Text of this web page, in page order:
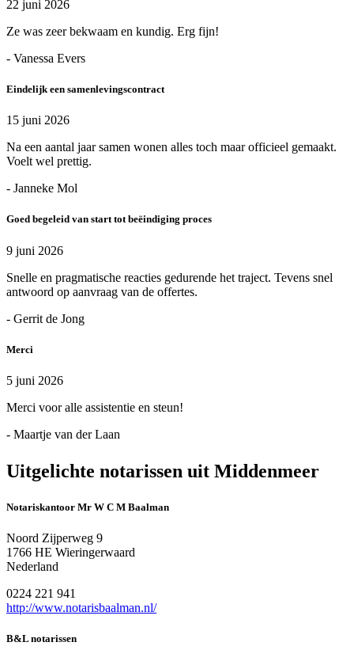
22 juni 2026
Ze was zeer bekwaam en kundig. Erg fijn!
- Vanessa Evers
Eindelijk een samenlevingscontract
15 juni 2026
Na een aantal jaar samen wonen alles toch maar officieel gemaakt.
Voelt wel prettig.
- Janneke Mol
Goed begeleid van start tot beëindiging proces
9 juni 2026
Snelle en pragmatische reacties gedurende het traject. Tevens snel
antwoord op aanvraag van de offertes.
- Gerrit de Jong
Merci
5 juni 2026
Merci voor alle assistentie en steun!
- Maartje van der Laan
Uitgelichte notarissen uit Middenmeer
Notariskantoor Mr W C M Baalman
Noord Zijperweg 9
1766 HE Wieringerwaard
Nederland
0224 221 941
http://www.notarisbaalman.nl/
B&L notarissen